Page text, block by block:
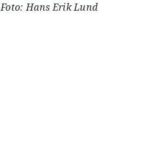
Foto: Hans Erik Lund